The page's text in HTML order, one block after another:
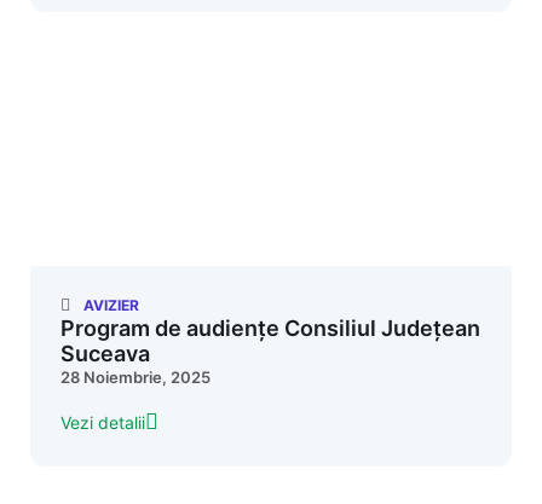
AVIZIER
Program de audiențe Consiliul Județean
Suceava
28 Noiembrie, 2025
Vezi detalii